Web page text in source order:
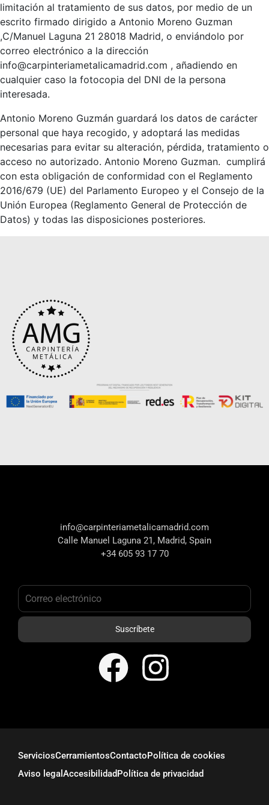
limitación al tratamiento de sus datos, por medio de un
escrito firmado dirigido a Antonio Moreno Guzman
,C/Manuel Laguna 21 28018 Madrid, o enviándolo por
correo electrónico a la dirección
info@carpinteriametalicamadrid.com , añadiendo en
cualquier caso la fotocopia del DNI de la persona
interesada.
Antonio Moreno Guzmán guardará los datos de carácter
personal que haya recogido, y adoptará las medidas
necesarias para evitar su alteración, pérdida, tratamiento o
acceso no autorizado. Antonio Moreno Guzman. cumplirá
con esta obligación de conformidad con el Reglamento
2016/679 (UE) del Parlamento Europeo y el Consejo de la
Unión Europea (Reglamento General de Protección de
Datos) y todas las disposiciones posteriores.
info@carpinteriametalicamadrid.com
Calle Manuel Laguna 21, Madrid, Spain
+34 605 93 17 70
Suscríbete
ServiciosCerramientosContactoPolítica de cookies
Aviso legal AccesibilidadPolítica de privacidad